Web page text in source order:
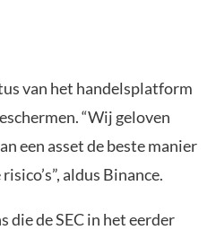
van het handelsplatform
“Wij geloven
een asset de beste manier
aldus Binance.
die de SEC in het eerder